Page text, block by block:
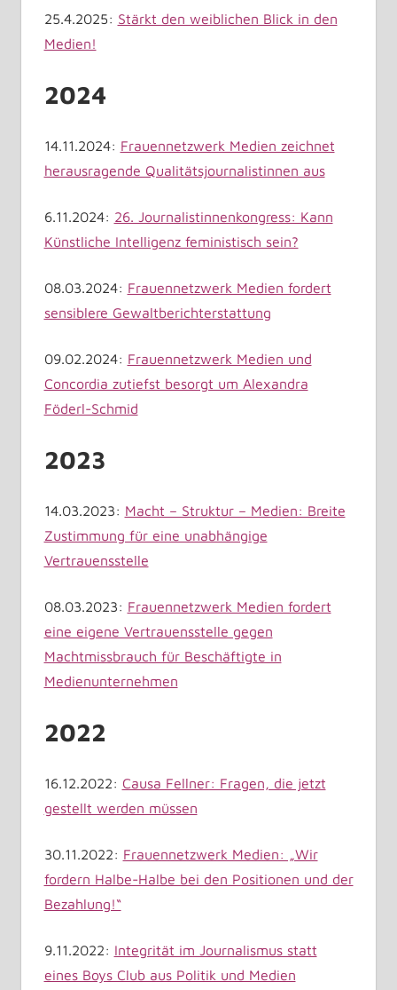
25.4.2025: Stärkt den weiblichen Blick in den
Medien!
2024
14.11.2024: Frauennetzwerk Medien zeichnet
herausragende Qualitätsjournalistinnen aus
6.11.2024: 26. Journalistinnenkongress: Kann
Künstliche Intelligenz feministisch sein?
08.03.2024: Frauennetzwerk Medien fordert
sensiblere Gewaltberichterstattung
09.02.2024: Frauennetzwerk Medien und
Concordia zutiefst besorgt um Alexandra
Föderl-Schmid
2023
14.03.2023: Macht – Struktur – Medien: Breite
Zustimmung für eine unabhängige
Vertrauensstelle
08.03.2023: Frauennetzwerk Medien fordert
eine eigene Vertrauensstelle gegen
Machtmissbrauch für Beschäftigte in
Medienunternehmen
2022
16.12.2022: Causa Fellner: Fragen, die jetzt
gestellt werden müssen
30.11.2022: Frauennetzwerk Medien: „Wir
fordern Halbe-Halbe bei den Positionen und der
Bezahlung!“
9.11.2022: Integrität im Journalismus statt
eines Boys Club aus Politik und Medien